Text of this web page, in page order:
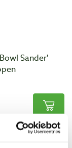
Sander'